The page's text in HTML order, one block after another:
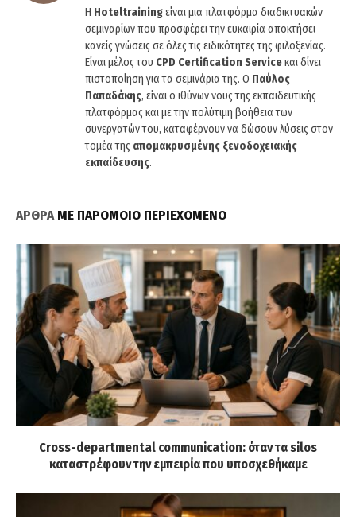
Η Hoteltrainingείναι μια πλατφόρμα διαδικτυακών
σεμιναρίων που προσφέρει την ευκαιρία αποκτήσει
κανείς γνώσεις σε όλες τις ειδικότητες της φιλοξενίας.
Είναι μέλος του CPD Certification Serviceκαι δίνει
πιστοποίηση για τα σεμινάρια της. Ο Παύλος
Παπαδάκης, είναι ο ιθύνων νους της εκπαιδευτικής
πλατφόρμας και με την πολύτιμη βοήθεια των
συνεργατών του, καταφέρνουν να δώσουν λύσεις στον
τομέα της απομακρυσμένης ξενοδοχειακής
εκπαίδευσης.
ΑΡΘΡΑΜΕ ΠΑΡΟΜΟΙΟ ΠΕΡΙΕΧΟΜΕΝΟ
Cross-departmental communication: όταν τα silos
καταστρέφουν την εμπειρία που υποσχεθήκαμε